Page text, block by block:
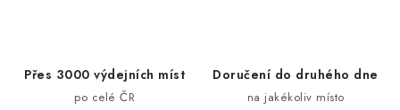
Přes 3000 výdejních míst
po celé ČR
Doručení do druhého dne
na jakékoliv místo